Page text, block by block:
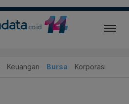
Keuangan Bursa Korporasi